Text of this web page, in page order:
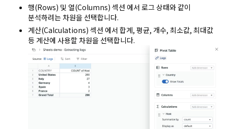
행(Rows) 및 열(Columns) 섹션 에서 로그 상태와 같이
분석하려는 차원을 선택합니다.
계산(Calculations) 섹션 에서 합계, 평균, 개수, 최소값, 최대값
등 계산에 사용할 차원을 선택합니다.